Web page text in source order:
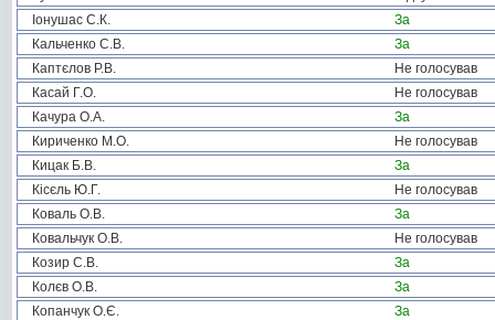
Іонушас С.К.
За
Кальченко С.В.
За
Каптєлов Р.В.
Не голосував
Касай Г.О.
Не голосував
Качура О.А.
За
Кириченко М.О.
Не голосував
Кицак Б.В.
За
Кісєль Ю.Г.
Не голосував
Коваль О.В.
За
Ковальчук О.В.
Не голосував
Козир С.В.
За
Колєв О.В.
За
Копанчук О.Є.
За